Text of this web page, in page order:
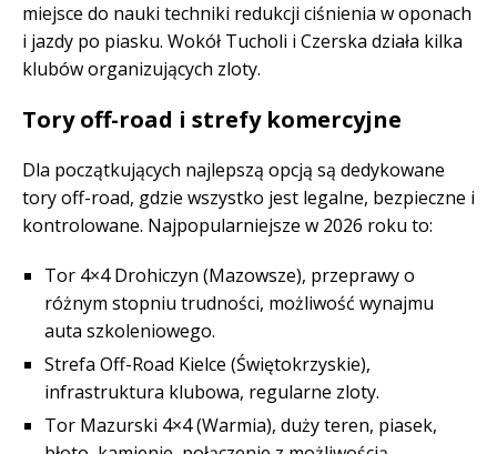
miejsce do nauki techniki redukcji ciśnienia w oponach
i jazdy po piasku. Wokół Tucholi i Czerska działa kilka
klubów organizujących zloty.
Tory off-road i strefy komercyjne
Dla początkujących najlepszą opcją są dedykowane
tory off-road, gdzie wszystko jest legalne, bezpieczne i
kontrolowane. Najpopularniejsze w 2026 roku to:
Tor 4×4 Drohiczyn (Mazowsze), przeprawy o
różnym stopniu trudności, możliwość wynajmu
auta szkoleniowego.
Strefa Off-Road Kielce (Świętokrzyskie),
infrastruktura klubowa, regularne zloty.
Tor Mazurski 4×4 (Warmia), duży teren, piasek,